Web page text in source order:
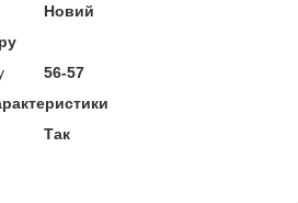
Новий
56-57
Так